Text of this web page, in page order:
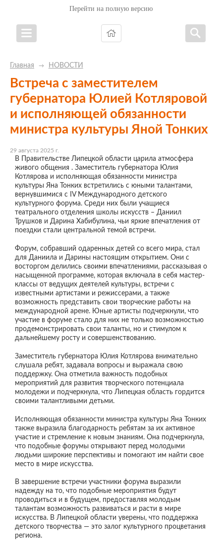
Перейти на полную версию
Главная → НОВОСТИ
Встреча с заместителем
губернатора Юлией Котляровой
и исполняющей обязанности
министра культуры Яной Тонких
29 августа 2025 г.
В Правительстве Липецкой области царила атмосфера
живого общения . Заместитель губернатора Юлия
Котлярова и исполняющая обязанности министра
культуры Яна Тонких встретились с юными талантами,
вернувшимися с IV Международного детского
культурного форума. Среди них были учащиеся
театрального отделения школы искусств – Даниил
Трушков и Дарина Хабибулина, чьи яркие впечатления от
поездки стали центральной темой встречи.
Форум, собравший одаренных детей со всего мира, стал
для Даниила и Дарины настоящим открытием. Они с
восторгом делились своими впечатлениями, рассказывая о
насыщенной программе, которая включала в себя мастер-
классы от ведущих деятелей культуры, встречи с
известными артистами и режиссерами, а также
возможность представить свои творческие работы на
международной арене. Юные артисты подчеркнули, что
участие в форуме стало для них не только возможностью
продемонстрировать свои таланты, но и стимулом к
дальнейшему росту и совершенствованию.
Заместитель губернатора Юлия Котлярова внимательно
слушала ребят, задавала вопросы и выражала свою
поддержку. Она отметила важность подобных
мероприятий для развития творческого потенциала
молодежи и подчеркнула, что Липецкая область гордится
своими талантливыми детьми.
Исполняющая обязанности министра культуры Яна Тонких
также выразила благодарность ребятам за их активное
участие и стремление к новым знаниям. Она подчеркнула,
что подобные форумы открывают перед молодыми
людьми широкие перспективы и помогают им найти свое
место в мире искусства.
В завершение встречи участники форума выразили
надежду на то, что подобные мероприятия будут
проводиться и в будущем, предоставляя молодым
талантам возможность развиваться и расти в мире
искусства. В Липецкой области уверены, что поддержка
детского творчества — это залог культурного процветания
региона.